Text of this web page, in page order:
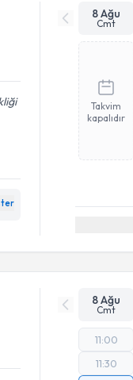
8 Ağu
Cmt
Takvim
kapalıdır
8 Ağu
Cmt
11:00
11:30